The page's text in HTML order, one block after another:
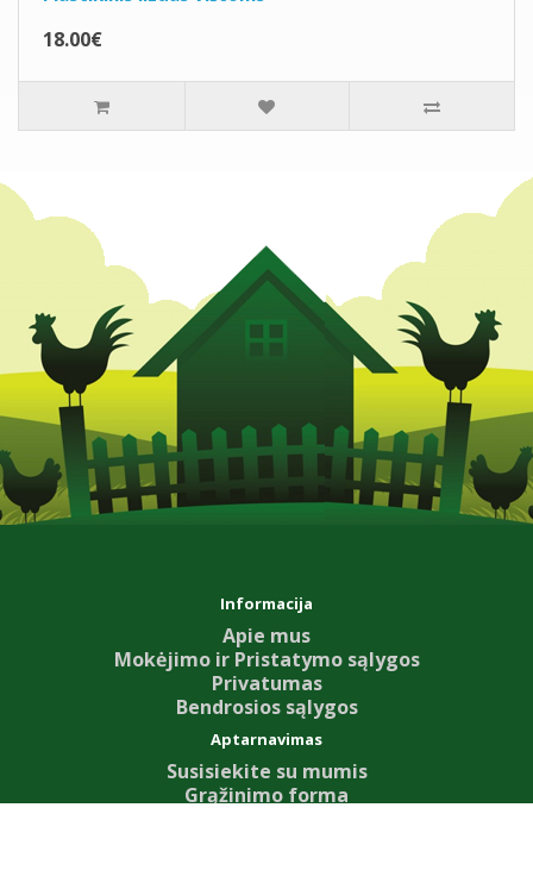
18.00€
Informacija
Apie mus
Mokėjimo ir Pristatymo sąlygos
Privatumas
Bendrosios sąlygos
Aptarnavimas
Susisiekite su mumis
Grąžinimo forma